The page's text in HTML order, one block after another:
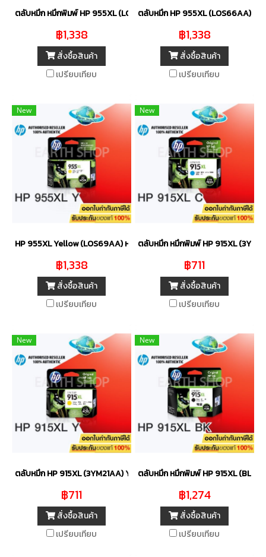
ตลับหมึก หมึกพิมพ์ HP 955XL (LOS63AA) Cyan ของแท้
฿1,338
สั่งซื้อสินค้า
เปรียบเทียบ
ตลับหมึก HP 955XL (LOS66AA)
฿1,338
สั่งซื้อสินค้า
เปรียบเทียบ
New
HP 955XL Yellow (LOS69AA) หมึกแท้ สีเหลือง จำนวน 1 ชิ้น
฿1,338
สั่งซื้อสินค้า
เปรียบเทียบ
New
ตลับหมึก หมึกพิมพ์ HP 915XL
฿711
สั่งซื้อสินค้า
เปรียบเทียบ
New
ตลับหมึก HP 915XL (3YM21AA) YELLOW ของแท้
฿711
สั่งซื้อสินค้า
เปรียบเทียบ
New
ตลับหมึก หมึกพิมพ์ HP 915XL
฿1,274
สั่งซื้อสินค้า
เปรียบเทียบ